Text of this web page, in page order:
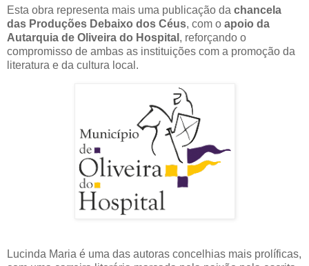
Esta obra representa mais uma publicação da chancela
das Produções Debaixo dos Céus, com o apoio da
Autarquia de Oliveira do Hospital , reforçando o
compromisso de ambas as instituições com a promoção da
literatura e da cultura local.
Lucinda Maria é uma das autoras concelhias mais prolíficas,